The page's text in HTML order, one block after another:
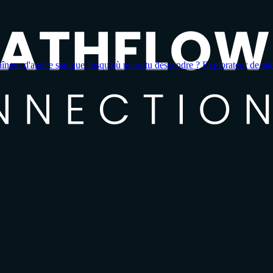
d'apnée statique Jusqu'où peux-tu descendre ? Explorateur de